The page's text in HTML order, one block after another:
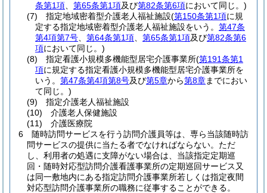
条第1項
第65条第1項及び第82条第6項において同じ。)
(7)
指定地域密着型介護老人福祉施設(第150条第1項に規
定する指定地域密着型介護老人福祉施設をいう。 第47条
第4項第7号
第64条第1項 第65条第1項及び第82条第6
項において同じ。)
(8)
指定看護小規模多機能型居宅介護事業所(第191条第1
項に規定する指定看護小規模多機能型居宅介護事業所を
いう。 第47条第4項第8号及び第5章から第8章までにおい
て同じ。)
(9)
指定介護老人福祉施設
(10)
介護老人保健施設
(11)
介護医療院
6
随時訪問サービスを行う訪問介護員等は、専ら当該随時訪
問サービスの提供に当たる者でなければならない。 ただ
し、利用者の処遇に支障がない場合は、当該指定定期巡
回・随時対応型訪問介護看護事業所の定期巡回サービス又
は同一敷地内にある指定訪問介護事業所若しくは指定夜間
対応型訪問介護事業所の職務に従事することができる。